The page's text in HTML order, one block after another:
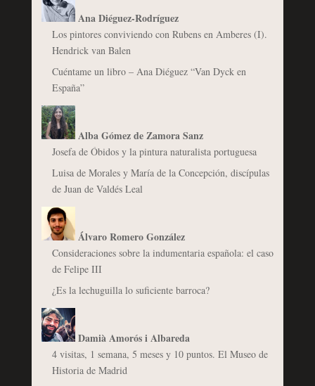
Ana Diéguez-Rodríguez
Los pintores conviviendo con Rubens en Amberes (I).
Hendrick van Balen
Cuéntame un libro – Ana Diéguez “Van Dyck en
España”
Alba Gómez de Zamora Sanz
Josefa de Óbidos y la pintura naturalista portuguesa
Luisa de Morales y María de la Concepción, discípulas
de Juan de Valdés Leal
Álvaro Romero González
Consideraciones sobre la indumentaria española: el caso
de Felipe III
¿Es la lechuguilla lo suficiente barroca?
Damià Amorós i Albareda
4 visitas, 1 semana, 5 meses y 10 puntos. El Museo de
Historia de Madrid